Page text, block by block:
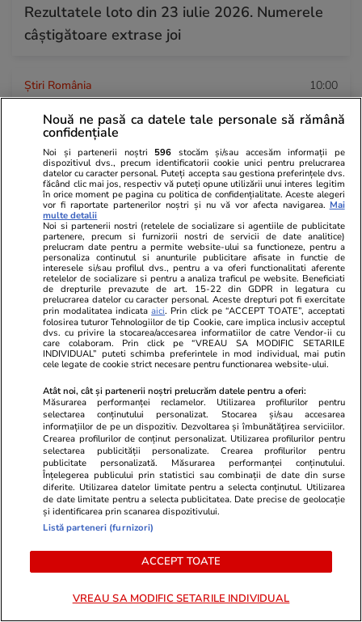
Rezultatele loto din 23 iulie 2026. Numerele
câștigătoare extrase joi
Știri România 10:00
Gheorghe Dincă, ajunsă o ruină la 7 ani de la
cazul Caracal. „Asta ar trebui dărâmată!”
Sănătate și Fitness 20:20
Încă un bebeluș a murit
așteptând un pat liber la secția
ATI de la Spitalul M.S. Curie. Dr.
Cîrstoveanu: „Deblocarea
posturilor este o gură de oxigen,
când ești în agonie”
Sănătate și
Admiterea
Record de
și interes
tinerii care
Nouă ne pasă ca datele tale personale să rămână
confidențiale
Noi și partenerii noștri 596 stocăm și/sau accesăm informații pe
dispozitivul dvs., precum identificatorii cookie unici pentru prelucrarea
datelor cu caracter personal. Puteți accepta sau gestiona preferințele dvs.
făcând clic mai jos, respectiv vă puteți opune utilizării unui interes legitim
în orice moment pe pagina cu politica de confidențialitate. Aceste alegeri
vor fi raportate partenerilor noștri și nu vă vor afecta navigarea. Mai
multe detalii
Noi si partenerii nostri (retelele de socializare si agentiile de publicitate
partenere, precum si furnizorii nostri de servicii de date analitice)
prelucram date pentru a permite website-ului sa functioneze, pentru a
personaliza continutul si anunturile publicitare afisate in functie de
interesele si/sau profilul dvs., pentru a va oferi functionalitati aferente
retelelor de socializare si pentru a analiza traficul pe website. Beneficiati
de drepturile prevazute de art. 15-22 din GDPR in legatura cu
prelucrarea datelor cu caracter personal. Aceste drepturi pot fi exercitate
prin modalitatea indicataaici. Prin click pe “ACCEPT TOATE”, acceptati
folosirea tuturor Tehnologiilor de tip Cookie, care implica inclusiv acceptul
dvs. cu privire la stocarea/accesarea informatiilor de catre Vendor-ii cu
care colaboram. Prin click pe “VREAU SA MODIFIC SETARILE
INDIVIDUAL” puteti schimba preferintele in mod individual, mai putin
cele legate de cookie strict necesare pentru functionarea website-ului.
Atât noi, cât și partenerii noștri prelucrăm datele pentru a oferi:
Măsurarea performanței reclamelor. Utilizarea profilurilor pentru
selectarea conținutului personalizat. Stocarea și/sau accesarea
informațiilor de pe un dispozitiv. Dezvoltarea și îmbunătățirea serviciilor.
Crearea profilurilor de conținut personalizat. Utilizarea profilurilor pentru
selectarea publicității personalizate. Crearea profilurilor pentru
publicitate personalizată. Măsurarea performanței conținutului.
Înțelegerea publicului prin statistici sau combinații de date din surse
diferite. Utilizarea datelor limitate pentru a selecta conținutul. Utilizarea
de date limitate pentru a selecta publicitatea. Date precise de geolocație
și identificarea prin scanarea dispozitivului.
Listă parteneri (furnizori)
ACCEPT TOATE
VREAU SA MODIFIC SETARILE INDIVIDUAL